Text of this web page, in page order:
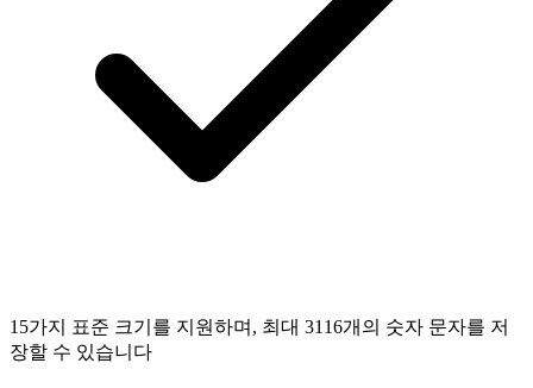
15가지 표준 크기를 지원하며, 최대 3116개의 숫자 문자를 저
장할 수 있습니다